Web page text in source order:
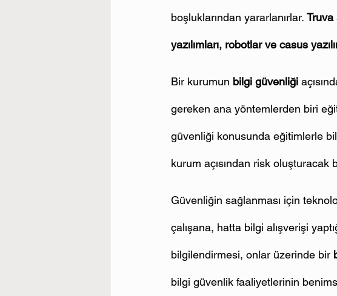
boşluklarından yararlanırlar. Truva
yazılımları, robotlar ve casus
Bir kurumun bilgi güvenliği
gereken ana yöntemlerden biri
güvenliği konusunda eğitimlerle
kurum açısından risk oluşturacak
Güvenliğin sağlanması için
çalışana, hatta bilgi alışverişi
bilgilendirmesi, onlar üzerinde bir
bilgi güvenlik faaliyetlerinin